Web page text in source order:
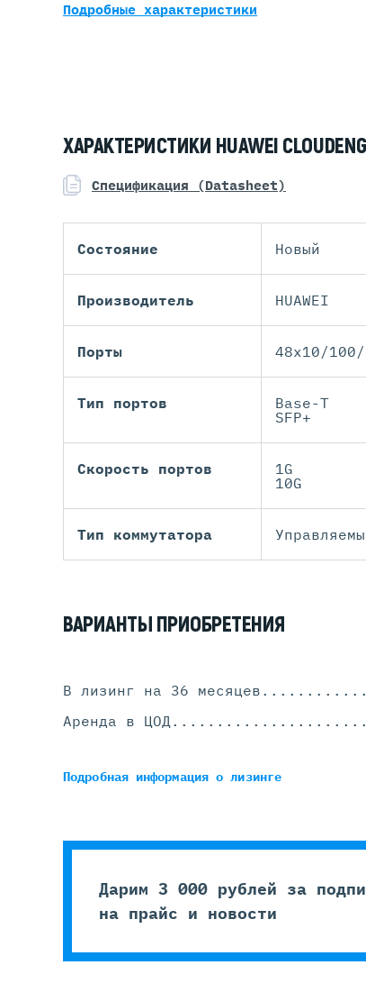
Подробные характеристики
ХАРАКТЕРИСТИКИ HUAWEI
Спецификация (Datasheet)
Состояние Новый
Производитель HUAWEI
Порты 48x10/100/
Тип портов
Base-T
SFP+
Скорость портов
1G
10G
Тип коммутатора
ВАРИАНТЫ ПРИОБРЕТЕНИЯ
В лизинг на 36 месяцев
Аренда в ЦОД
Подробная информацияо лизинге
Дарим 3 000 рублей за
на прайс и новости